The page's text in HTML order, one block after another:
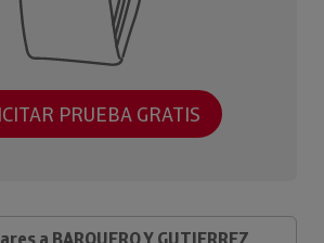
PRUEBA GRATIS